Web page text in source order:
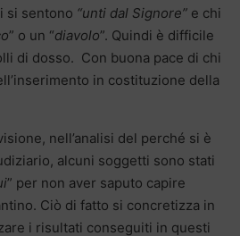
si sentono “unti dal Signore” e chi
” o un “diavolo”. Quindi è difficile
di dosso. Con buona pace di chi
in costituzione della
nell’analisi del perché si è
alcuni soggetti sono stati
” per non aver saputo capire
Ciò di fatto si concretizza in
i risultati conseguiti in questi